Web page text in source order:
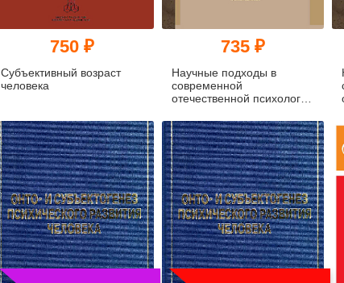
750 ₽
Субъективный возраст
человека
735 ₽
Научные подходы в
современной
отечественной психологии